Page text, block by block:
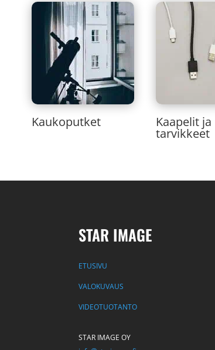
Kaukoputket Kaapelit ja
tarvikkeet
STAR IMAGE
ETUSIVU
VALOKUVAUS
VIDEOTUOTANTO
STAR IMAGE OY